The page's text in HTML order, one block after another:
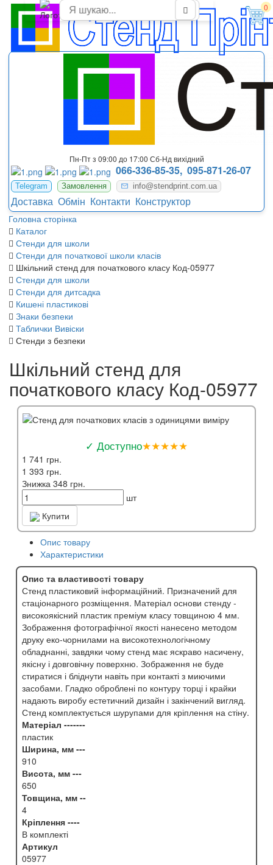
0
Пн-Пт з 09:00 до 17:00 Сб-Нд вихідний
066-336-85-35, 095-871-26-07
Telegram Замовлення info@stendprint.com.ua
Доставка Обмін Контакти Конструктор
Головна сторінка
Каталог
Стенди для школи
Стенди для початкової школи класів
Шкільний стенд для початкового класу Код-05977
Стенди для школи
Стенди для дитсадка
Кишені пластикові
Знаки безпеки
Таблички Вивіски
Стенди з безпеки
Стенд для початкових класів з одиницями виміру
Шкільний стенд для
початкового класу Код-05977
✓ Доступно★★★★★
1 741 грн.
1 393 грн.
Знижка 348 грн.
шт
Купити
Опис товару
Характеристики
Опис та властивості товару
Стенд пластиковий інформаційний. Призначений для
стаціонарного розміщення. Матеріал основи стенду -
високоякісний пластик преміум класу товщиною 4 мм.
Зображення фотографічної якості нанесено методом
друку еко-чорнилами на високотехнологічному
обладнанні, завдяки чому стенд має яскраво насичену,
якісну і довговічну поверхню. Зображення не буде
стиратися і бліднути навіть при контакті з миючими
засобами. Гладко оброблені по контуру торці і крайки
надають виробу естетичний дизайн і закінчений вигляд.
Стенд комплектується шурупами для кріплення на стіну.
Матеріал -------
пластик
Ширина, мм ---
910
Висота, мм ---
650
Товщина, мм --
4
Кріплення ----
В комплекті
Артикул
05977